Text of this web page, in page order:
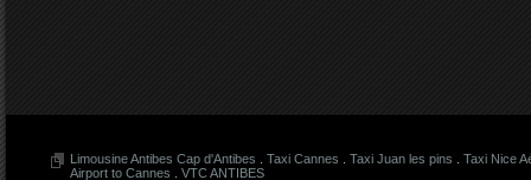
Limousine Antibes Cap d'Antibes Taxi Cannes Taxi Juan les pins
Taxi Nice
Airport to Cannes
VTC ANTIBES